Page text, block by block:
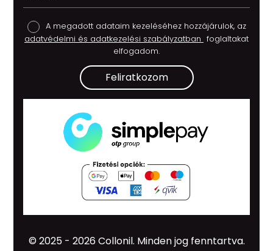
A megadott adataim kezeléséhez hozzájárulok, az
adatvédelmi és adatkezelési szabályzatban foglaltakat
elfogadom.
Feliratkozom
© 2025 - 2026 Collonil. Minden jog fenntartva.